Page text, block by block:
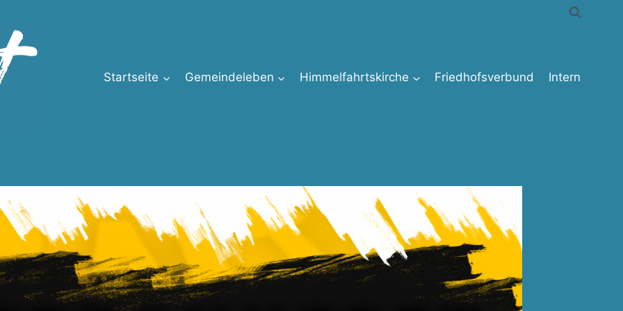
Startseite Gemeindeleben Himmelfahrtskirche Friedhofsverbund Intern